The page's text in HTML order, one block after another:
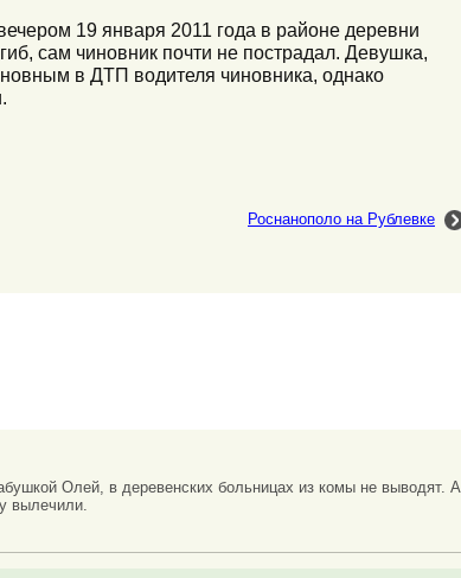
19 января 2011 года в районе деревни
сам чиновник почти не пострадал. Девушка,
в ДТП водителя чиновника, однако
Роснанополо на Рублевке
Олей, в деревенских больницах из комы не выводят. А
вылечили.